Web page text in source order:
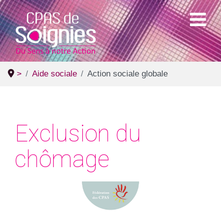
> Aide sociale Action sociale globale
Exclusion du
chômage